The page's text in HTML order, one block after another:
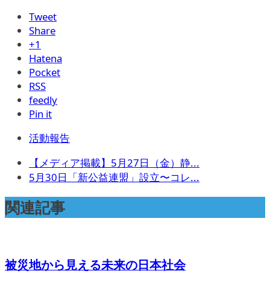
Tweet
Share
+1
Hatena
Pocket
RSS
feedly
Pin it
活動報告
【メディア掲載】5月27日（金）静...
5月30日「新公益連盟」設立〜コレ...
関連記事
被災地から見える未来の日本社会